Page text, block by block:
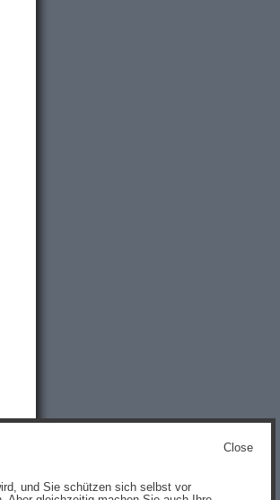
Close
und Sie schützen sich selbst vor